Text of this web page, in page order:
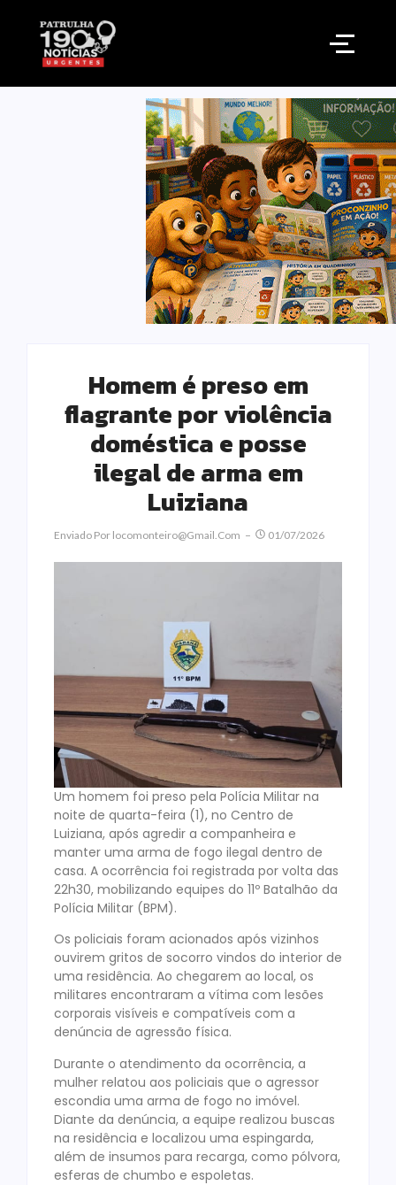
Homem é preso em
flagrante por violência
doméstica e posse
ilegal de arma em
Luiziana
Enviado Por Locomonteiro@gmail.com 01/07/2026
Um homem foi preso pela Polícia Militar na
noite de quarta-feira (1), no Centro de
Luiziana, após agredir a companheira e
manter uma arma de fogo ilegal dentro de
casa. A ocorrência foi registrada por volta das
22h30, mobilizando equipes do 11º Batalhão da
Polícia Militar (BPM).
Os policiais foram acionados após vizinhos
ouvirem gritos de socorro vindos do interior de
uma residência. Ao chegarem ao local, os
militares encontraram a vítima com lesões
corporais visíveis e compatíveis com a
denúncia de agressão física.
Durante o atendimento da ocorrência, a
mulher relatou aos policiais que o agressor
escondia uma arma de fogo no imóvel.
Diante da denúncia, a equipe realizou buscas
na residência e localizou uma espingarda,
além de insumos para recarga, como pólvora,
esferas de chumbo e espoletas.